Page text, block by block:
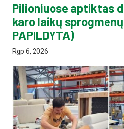
Pilioniuose aptiktas
karo laikų sprogmenų
PAPILDYTA)
Rgp 6, 2026